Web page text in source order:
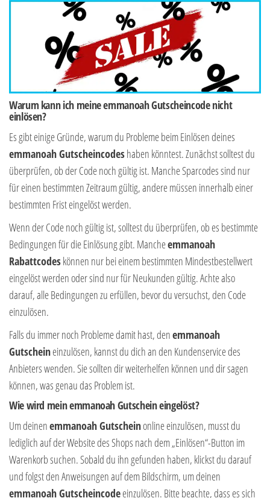
Warum kann ich meine emmanoah Gutscheincode nicht
einlösen?
Es gibt einige Gründe, warum du Probleme beim Einlösen deines
emmanoah Gutscheincodeshaben könntest. Zunächst solltest du
überprüfen, ob der Code noch gültig ist. Manche Sparcodes sind nur
für einen bestimmten Zeitraum gültig, andere müssen innerhalb einer
bestimmten Frist eingelöst werden.
Wenn der Code noch gültig ist, solltest du überprüfen, ob es bestimmte
Bedingungen für die Einlösung gibt. Mancheemmanoah
Rabattcodeskönnen nur bei einem bestimmten Mindestbestellwert
eingelöst werden oder sind nur für Neukunden gültig. Achte also
darauf, alle Bedingungen zu erfüllen, bevor du versuchst, den Code
einzulösen.
Falls du immer noch Probleme damit hast, denemmanoah
Gutscheineinzulösen, kannst du dich an den Kundenservice des
Anbieters wenden. Sie sollten dir weiterhelfen können und dir sagen
können, was genau das Problem ist.
Wie wird mein emmanoah Gutschein eingelöst?
Um deinenemmanoah Gutscheinonline einzulösen, musst du
lediglich auf der Website des Shops nach dem „Einlösen“-Button im
Warenkorb suchen. Sobald du ihn gefunden haben, klickst du darauf
und folgst den Anweisungen auf dem Bildschirm, um deinen
emmanoah Gutscheincodeeinzulösen. Bitte beachte, dass es sich